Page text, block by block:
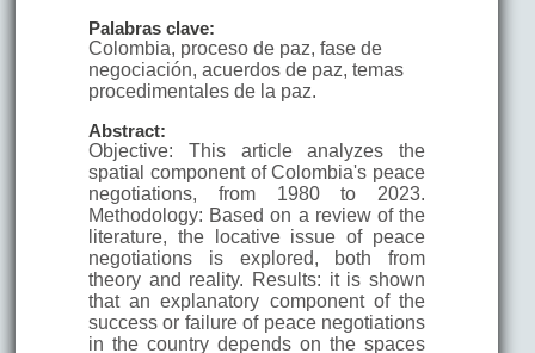
Palabras clave:
Colombia, proceso de paz, fase de
negociación, acuerdos de paz, temas
procedimentales de la paz.
Abstract:
Objective: This article analyzes the
spatial component of Colombia's peace
negotiations, from 1980 to 2023.
Methodology: Based on a review of the
literature, the locative issue of peace
negotiations is explored, both from
theory and reality. Results: it is shown
that an explanatory component of the
success or failure of peace negotiations
in the country depends on the spaces